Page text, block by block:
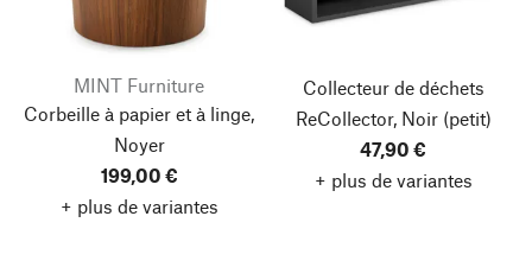
MINT Furniture
Corbeille à papier et à linge,
Noyer
199,00 €
+ plus de variantes
Collecteur de déchets
ReCollector, Noir(petit)
47,90 €
+ plus de variantes